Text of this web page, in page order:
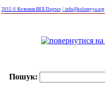
2015 © Коломия ВЕБ Портал / info@kolomyya.org
Пошук: